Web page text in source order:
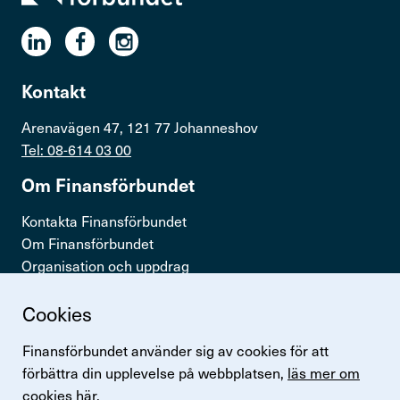
Cookies
Finansförbundet använder sig av cookies för att
förbättra din upplevelse på webbplatsen, läs mer om
cookies här.
Kontakt
Arenavägen 47, 121 77 Johanneshov
Tel: 08-614 03 00
Om Finans­för­bundet
Kontakta Finansförbundet
Om Finansförbundet
Organisation och uppdrag
Snabb­länkar
Logga in
Lönestatistik